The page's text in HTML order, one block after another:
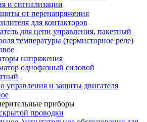
и сигнализации
от перенапряжения
для контакторов
для цепи управления, пакетный
температуры (термисторное реле)
напряжения
однофазный силовой
управления и защиты двигателя
приборы
проводки